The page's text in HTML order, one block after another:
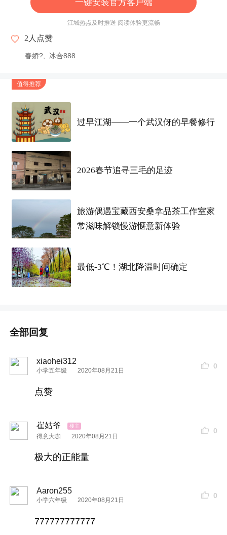
标签
一键安装官方客户端
江城热点及时推送 阅读体验更流畅
2 人点赞
春娇? 冰合888
值得推荐
过早江湖——一个武汉伢的早餐修行
2026春节追寻三毛的足迹
旅游偶遇宝藏西安桑拿品茶工作室家
常滋味解锁慢游惬意新体验
最低-3℃！湖北降温时间确定
全部回复
xiaohei312
小学五年级 2020年08月21日
0
点赞
崔姑爷
得意大咖 2020年08月21日
0
极大的正能量
Aaron255
小学六年级 2020年08月21日
0
777777777777